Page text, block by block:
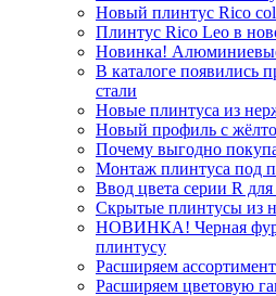
Новый плинтус Rico
Плинтус Rico Leo в
Новинка!
В каталоге появились
стали
Новые плинтуса из
Новый профиль с
Почему выгодно
Монтаж плинтуса под
Ввод цвета серии R
Скрытые плинтусы из
НОВИНКА! Черная
плинтусу
Расширяем ассортимент
Расширяем цветовую